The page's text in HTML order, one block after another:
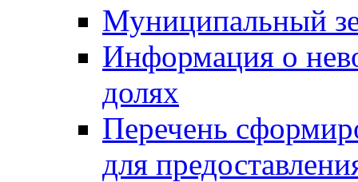
Муниципальный
Информация о
долях
Перечень
для